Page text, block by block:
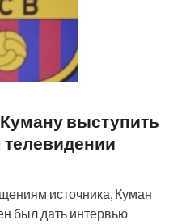
выступить
источника, Куман
был дать интервью